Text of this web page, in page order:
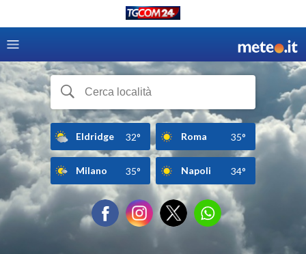
Eldridge 32° Roma 35°
Milano 35° Napoli 34°